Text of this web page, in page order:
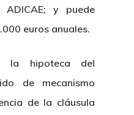
ADICAE; y puede
euros anuales.
la hipoteca del
de mecanismo
de la cláusula